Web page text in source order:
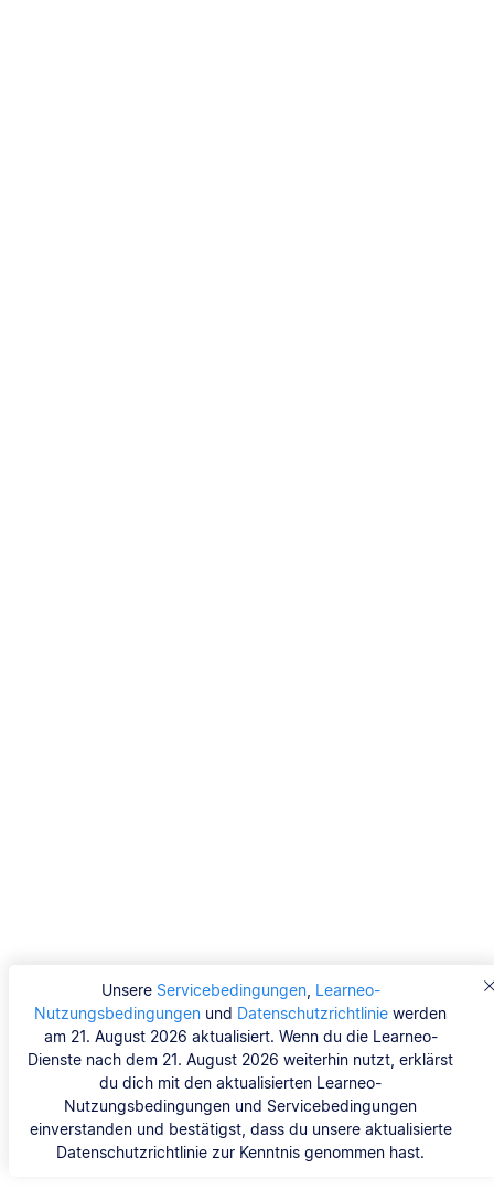
Unsere Servicebedingungen, Learneo-
Nutzungsbedingungen und Datenschutzrichtlinie werden
am 21. August 2026 aktualisiert. Wenn du die Learneo-
Dienste nach dem 21. August 2026 weiterhin nutzt, erklärst
du dich mit den aktualisierten Learneo-
Nutzungsbedingungen und Servicebedingungen
einverstanden und bestätigst, dass du unsere aktualisierte
Datenschutzrichtlinie zur Kenntnis genommen hast.